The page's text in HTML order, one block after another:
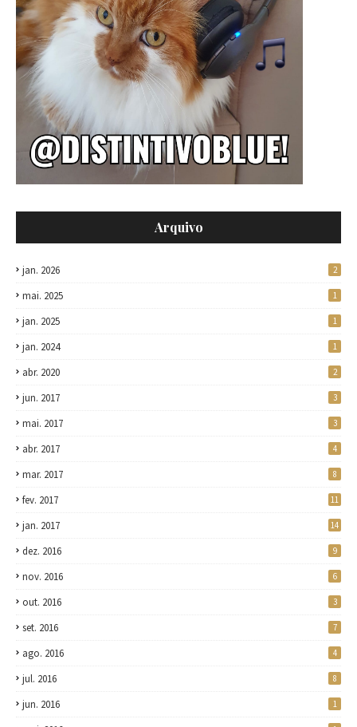
Arquivo
jan. 2026 2
mai. 2025 1
jan. 2025 1
jan. 2024 1
abr. 2020 2
jun. 2017 3
mai. 2017 3
abr. 2017 4
mar. 2017 8
fev. 2017 11
jan. 2017 14
dez. 2016 9
nov. 2016 6
out. 2016 3
set. 2016 7
ago. 2016 4
jul. 2016 8
jun. 2016 1